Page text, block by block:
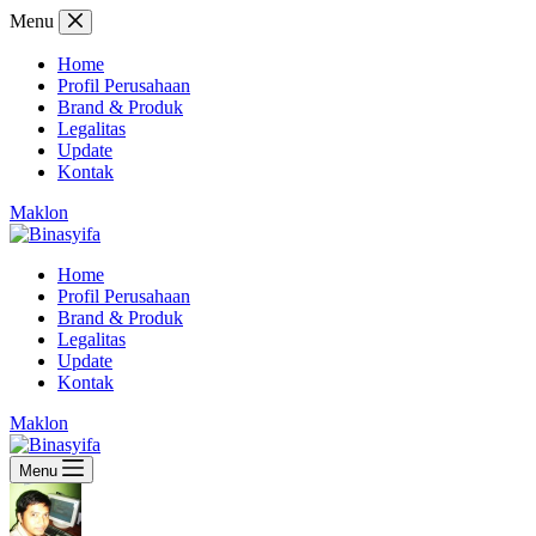
Skip
content
Menu
Home
Profil Perusahaan
Brand & Produk
Legalitas
Update
Kontak
Maklon
Home
Profil Perusahaan
Brand & Produk
Legalitas
Update
Kontak
Maklon
Menu